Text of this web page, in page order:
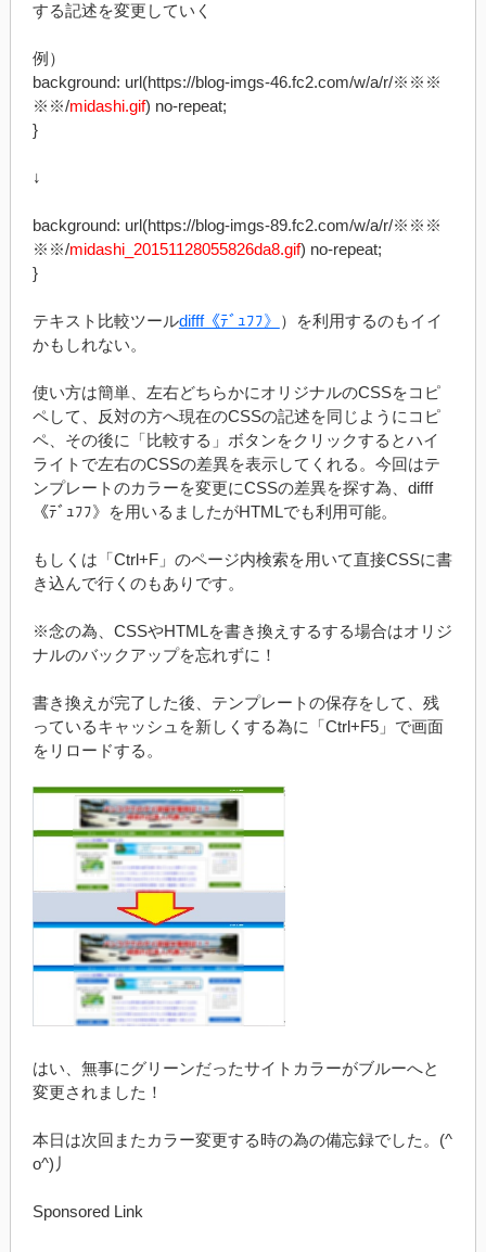
する記述を変更していく
例）
background: url(https://blog-imgs-46.fc2.com/w/a/r/※※※
※※/midashi.gif) no-repeat;
}
↓
background: url(https://blog-imgs-89.fc2.com/w/a/r/※※※
※※/midashi_20151128055826da8.gif) no-repeat;
}
テキスト比較ツールdifff《ﾃﾞｭﾌﾌ》 ）を利用するのもイイ
かもしれない。
使い方は簡単、左右どちらかにオリジナルのCSSをコピ
ペして、反対の方へ現在のCSSの記述を同じようにコピ
ペ、その後に「比較する」ボタンをクリックするとハイ
ライトで左右のCSSの差異を表示してくれる。今回はテ
ンプレートのカラーを変更にCSSの差異を探す為、difff
《ﾃﾞｭﾌﾌ》を用いるましたがHTMLでも利用可能。
もしくは「Ctrl+F」のページ内検索を用いて直接CSSに書
き込んで行くのもありです。
※念の為、CSSやHTMLを書き換えするする場合はオリジ
ナルのバックアップを忘れずに！
書き換えが完了した後、テンプレートの保存をして、残
っているキャッシュを新しくする為に「Ctrl+F5」で画面
をリロードする。
はい、無事にグリーンだったサイトカラーがブルーへと
変更されました！
本日は次回またカラー変更する時の為の備忘録でした。(^
o^)丿
Sponsored Link